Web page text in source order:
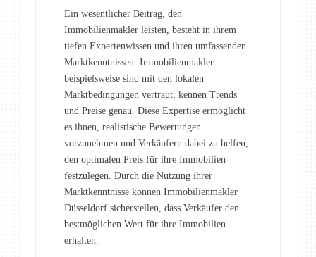
Ein wesentlicher Beitrag, den
Immobilienmakler leisten, besteht in ihrem
tiefen Expertenwissen und ihren umfassenden
Marktkenntnissen. Immobilienmakler
beispielsweise sind mit den lokalen
Marktbedingungen vertraut, kennen Trends
und Preise genau. Diese Expertise ermöglicht
es ihnen, realistische Bewertungen
vorzunehmen und Verkäufern dabei zu helfen,
den optimalen Preis für ihre Immobilien
festzulegen. Durch die Nutzung ihrer
Marktkenntnisse können Immobilienmakler
Düsseldorf sicherstellen, dass Verkäufer den
bestmöglichen Wert für ihre Immobilien
erhalten.